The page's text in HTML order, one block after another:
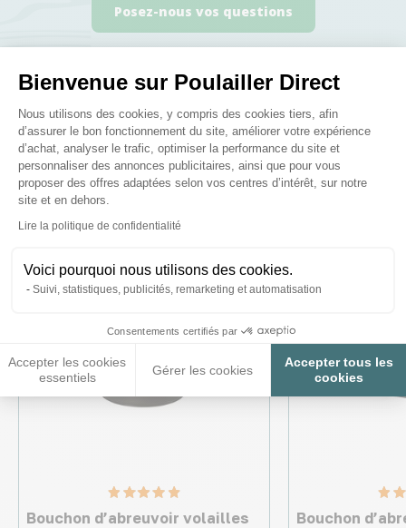
Bienvenue sur Poulailler Direct
Plateforme de Gestion du
Nous utilisons des cookies, y compris des cookies tiers, afin
d’assurer le bon fonctionnement du site, améliorer votre expérience
d’achat, analyser le trafic, optimiser la performance du site et
personnaliser des annonces publicitaires, ainsi que pour vous
proposer des offres adaptées selon vos centres d’intérêt, sur notre
site et en dehors.
Lire la politique de confidentialité
Voici pourquoi nous utilisons des cookies.
Suivi, statistiques, publicités, remarketing et automatisation
Consentements certifiés par
Accepter les cookies
essentiels
Gérer les cookies
Accepter tous les
cookies
Axeptio consent
Posez-nous vos questions
Ces produits peuvent vous
intéresser
Bouchon d’abreuvoir volailles
Bouchon